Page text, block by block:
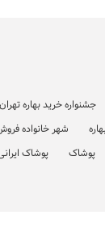
جشنواره خرید بهاره تهران
شهر خانواده
پوشاک پوشاک